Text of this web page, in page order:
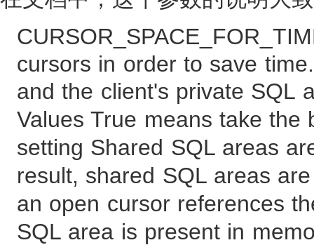
cursors in order to save
and the client's private SQL
Values True means take the
setting Shared SQL areas
result, shared SQL areas
an open cursor references
SQL area is present in